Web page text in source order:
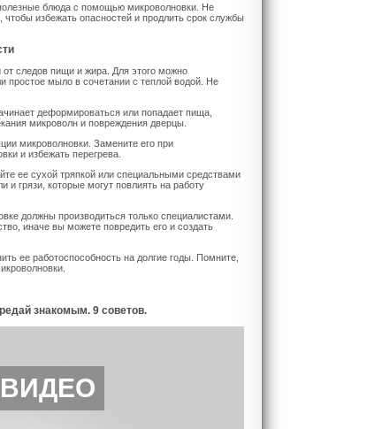
блюда с помощью микроволновки. Не
чтобы избежать опасностей и продлить срок службы
следов пищи и жира. Для этого можно
простое мыло в сочетании с теплой водой. Не
деформироваться или попадает пища,
микроволн и повреждения дверцы.
микроволновки. Замените его при
и избежать перегрева.
ее сухой тряпкой или специальными средствами
и грязи, которые могут повлиять на работу
должны производиться только специалистами.
иначе вы можете повредить его и создать
ее работоспособность на долгие годы. Помните,
знакомым. 9 советов.